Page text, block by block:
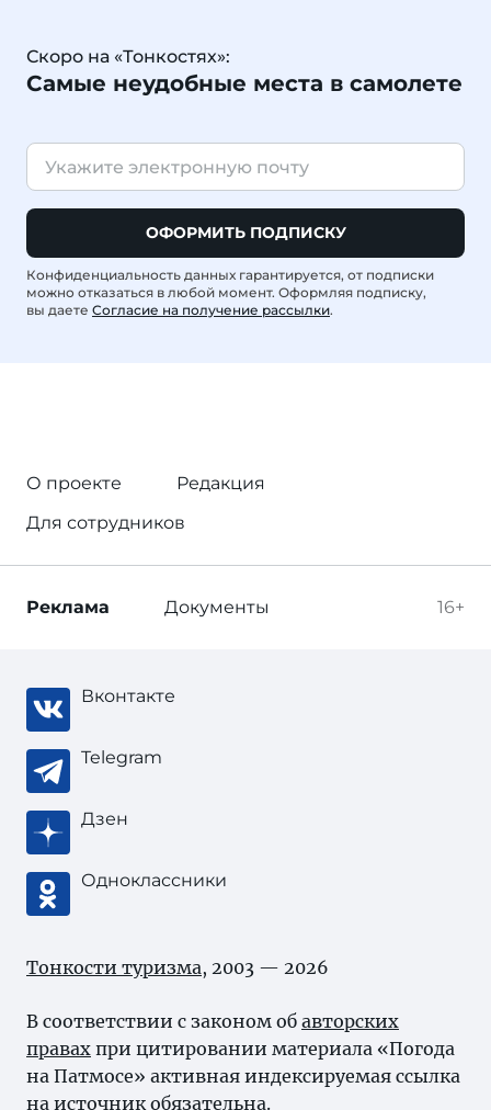
Скоро на «Тонкостях»:
Самые неудобные места в самолете
ОФОРМИТЬ ПОДПИСКУ
Конфиденциальность данных гарантируется, от подписки
можно отказаться в любой момент. Оформляя подписку,
вы даете Согласие на получение рассылки.
О проекте
Редакция
Для сотрудников
16+
Реклама Документы
Вконтакте
Telegram
Дзен
Одноклассники
Тонкости туризма, 2003 — 2026
В соответствии с законом об авторских
правах при цитировании материала «Погода
на Патмосе» активная индексируемая ссылка
на источник обязательна.